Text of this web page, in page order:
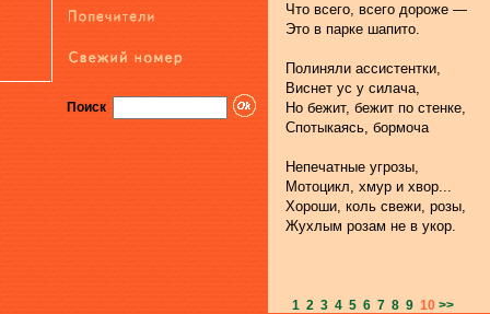
Поиск
Что всего, всего дороже —
Это в парке шапито.
Полиняли ассистентки,
Виснет ус у силача,
Но бежит, бежит по стенке,
Спотыкаясь, бормоча
Непечатные угрозы,
Мотоцикл, хмур и хвор...
Хороши, коль свежи, розы,
Жухлым розам не в укор.
1 2 3 4 5 6 7 8 9 10 >>